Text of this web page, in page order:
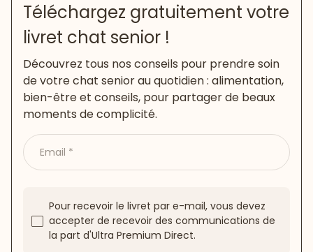
Téléchargez gratuitement votre
livret chat senior !
Découvrez tous nos conseils pour prendre soin
de votre chat senior au quotidien : alimentation,
bien-être et conseils, pour partager de beaux
moments de complicité.
Email
Pour recevoir le livret par e-mail, vous devez
accepter de recevoir des communications de
la part d'Ultra Premium Direct.